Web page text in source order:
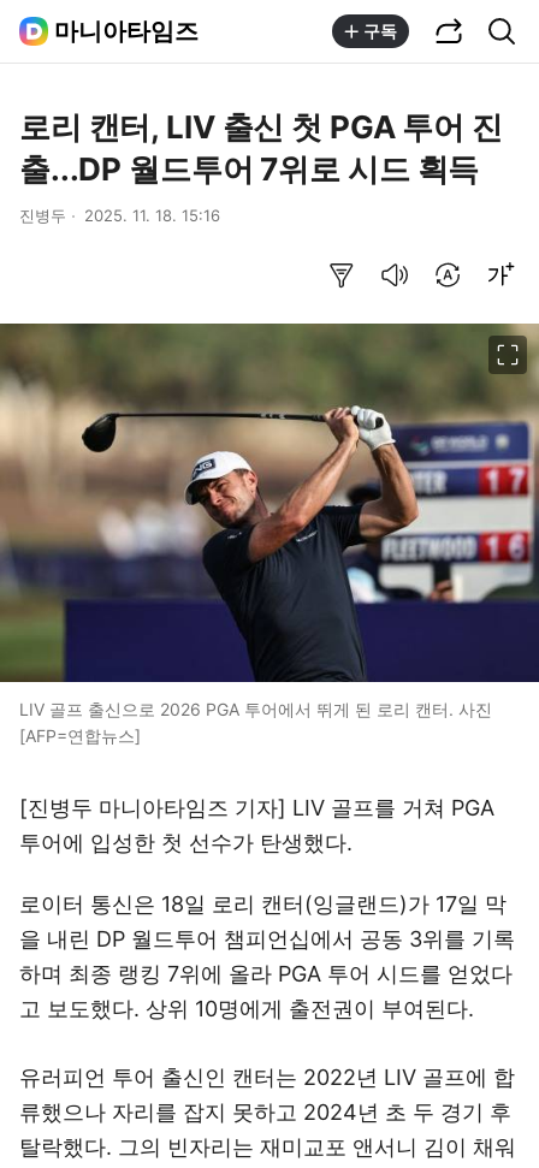
마니아타임즈 구독
로리 캔터, LIV 출신 첫 PGA 투어 진
출...DP 월드투어 7위로 시드 획득
진병두 2025. 11. 18. 15:16
LIV 골프 출신으로 2026 PGA 투어에서 뛰게 된 로리 캔터. 사진
[AFP=연합뉴스]
[진병두 마니아타임즈 기자] LIV 골프를 거쳐 PGA
투어에 입성한 첫 선수가 탄생했다.
로이터 통신은 18일 로리 캔터(잉글랜드)가 17일 막
을 내린 DP 월드투어 챔피언십에서 공동 3위를 기록
하며 최종 랭킹 7위에 올라 PGA 투어 시드를 얻었다
고 보도했다. 상위 10명에게 출전권이 부여된다.
유러피언 투어 출신인 캔터는 2022년 LIV 골프에 합
류했으나 자리를 잡지 못하고 2024년 초 두 경기 후
탈락했다. 그의 빈자리는 재미교포 앤서니 김이 채워